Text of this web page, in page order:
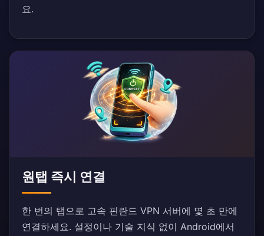
요.
원탭 즉시 연결
한 번의 탭으로 고속 핀란드 VPN 서버에 몇 초 만에
연결하세요. 설정이나 기술 지식 없이 Android에서